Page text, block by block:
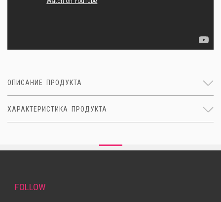
ОПИСАНИЕ ПРОДУКТА
ХАРАКТЕРИСТИКА ПРОДУКТА
FOLLOW